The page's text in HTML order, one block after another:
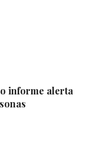
informe alerta